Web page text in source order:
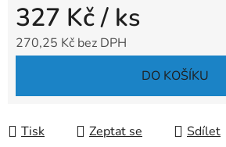
327 Kč/ ks
270,25 Kč bez DPH
DO KOŠÍKU
Tisk Zeptat se Sdílet